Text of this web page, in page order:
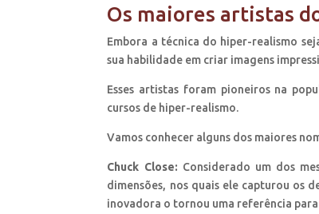
Os maiores artistas
Embora a técnica do hiper-realismo
sua habilidade em criar imagens
Esses artistas foram pioneiros na
cursos de hiper-realismo.
Vamos conhecer alguns dos maiores
Chuck Close: Considerado um dos
dimensões, nos quais ele capturou os
inovadora o tornou uma referência